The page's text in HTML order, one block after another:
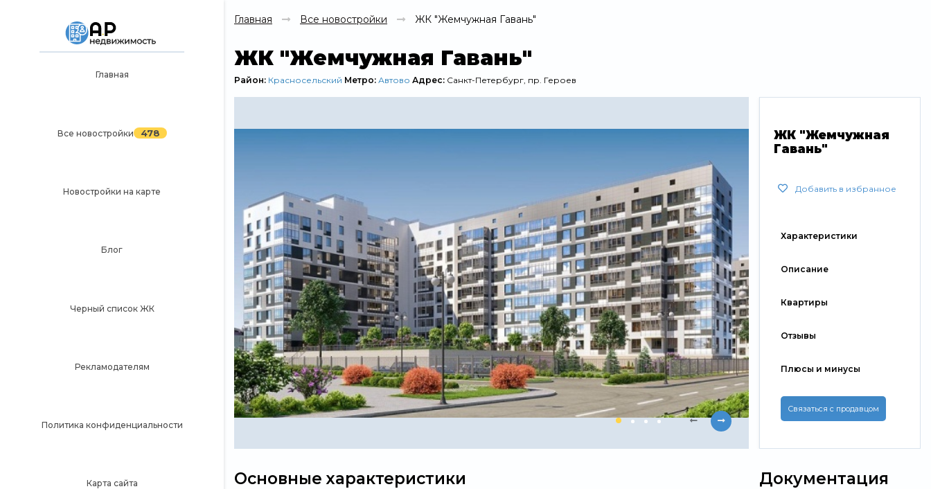
Главная
Все новостройки 478
Новостройки на карте
Блог
Черный список ЖК
Рекламодателям
Политика конфиденциальности
Карта сайта
Новостройки на карте
Черный список ЖК
Политика конфиденциальности
Свернуть
Главная Все новостройки ЖК "Жемчужная Гавань"
ЖК "Жемчужная Гавань"
Район: Красносельский Метро: Автово Адрес: Санкт-Петербург, пр. Героев
ЖК "Жемчужная
Гавань"
Добавить в избранное
Характеристики
Описание
Квартиры
Отзывы
Плюсы и минусы
Связаться с продавцом
Основные характеристики Документация